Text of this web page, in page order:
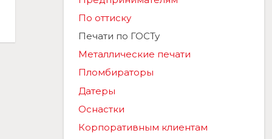
По оттиску
Печати по ГОСТу
Металлические печати
Пломбираторы
Датеры
Оснастки
Корпоративным клиентам